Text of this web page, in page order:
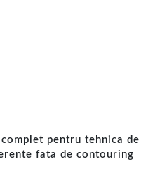
pentru tehnica de
fata de contouring